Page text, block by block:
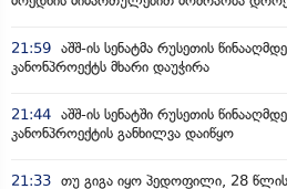
21:59 აშშ-ის სენატმა რუსეთის
კანონპროექტს მხარი დაუჭირა
21:44 აშშ-ის სენატში რუსეთის
კანონპროექტის განხილვა დაიწყო
21:33 თუ გიგა იყო პედოფილი, 28 წლის